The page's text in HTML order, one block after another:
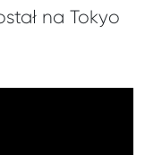
na Tokyo